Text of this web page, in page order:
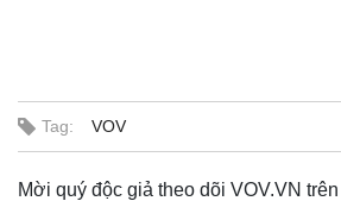
Làm đẹp - giảm cân
Ăn sạch sống khỏe
Tag: VOV
Mời quý độc giả theo dõi VOV.VN trên